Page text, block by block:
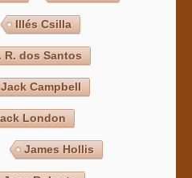
Illés Csilla
R. dos Santos
Jack Campbell
London
James Hollis